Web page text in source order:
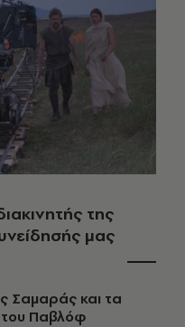
της
μας
Σαμαράς και τα
του Παβλόφ